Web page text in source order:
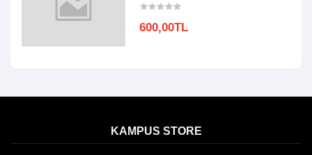
600,00TL
KAMPUS STORE